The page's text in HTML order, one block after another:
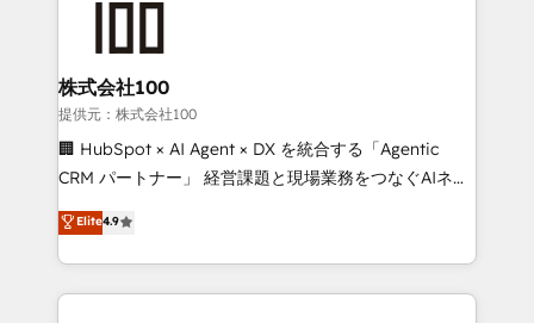
and build AI-powered workflows that drive adoption
from week one, in your time zone. What we do ➤
Onboarding: Live in weeks, with workflows built
around your business, not a template. ➤ Migration:
Move from any legacy CRM. Zero downtime, full data
run your revenue process. Sales, marketing, and
service wired together. ➤ AI and Integrations: Layer
株式会社100
提供元：株式会社100
🏢 HubSpot × AI Agent × DX を統合する「Agentic
CRM パートナー」 経営課題と現場業務をつなぐAIネイ
ティブ・エージェンシーとして、HubSpot Eliteの実装
力で顧客フロント業務を再設計します。 💡 100inc は何
をする会社か？ HubSpotを共通基盤に、AIエージェン
トを組み込んだ顧客フロント業務（マーケティング・営
Elite4.9